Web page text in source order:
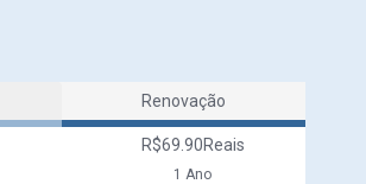
Renovação
R$69.90Reais
1 Ano